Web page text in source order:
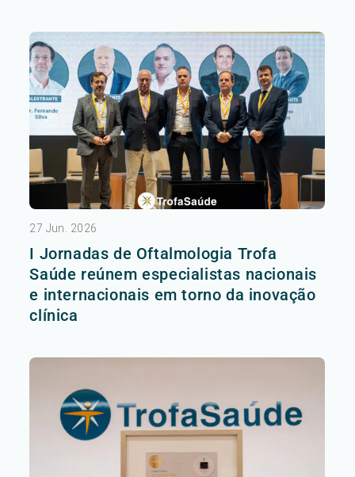
27 Jun. 2026
I Jornadas de Oftalmologia Trofa
Saúde reúnem especialistas nacionais
e internacionais em torno da inovação
clínica